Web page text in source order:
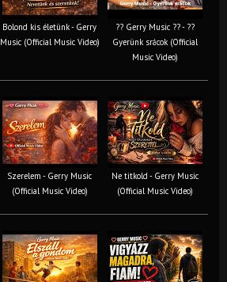
Bolond kis életünk - Gerry
Music (Official Music Video)
?? Gerry Music ?? - ??
Gyerünk srácok (Official
Music Video)
Szerelem - Gerry Music
(Official Music Video)
Ne titkold - Gerry Music
(Official Music Video)